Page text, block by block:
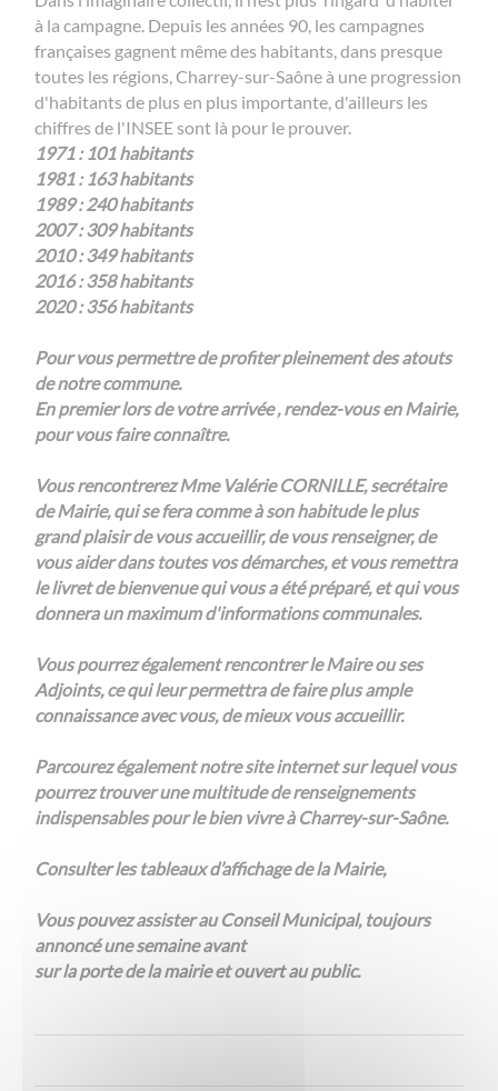
à la campagne. Depuis les années 90, les campagnes
françaises gagnent même des habitants, dans presque
toutes les régions, Charrey-sur-Saône à une progression
d'habitants de plus en plus importante, d'ailleurs les
chiffres de l'INSEE sont là pour le prouver.
1971 : 101 habitants
1981 : 163 habitants
1989 : 240 habitants
2007 : 309 habitants
2010 : 349 habitants
2016 : 358 habitants
2020 : 356 habitants
Pour vous permettre de profiter pleinement des atouts
de notre commune.
En premier lors de votre arrivée , rendez-vous en Mairie,
pour vous faire connaître.
Vous rencontrerez Mme Valérie CORNILLE, secrétaire
de Mairie, qui se fera comme à son habitude le plus
grand plaisir de vous accueillir, de vous renseigner, de
vous aider dans toutes vos démarches, et vous remettra
le livret de bienvenue qui vous a été préparé, et qui vous
donnera un maximum d'informations communales.
Vous pourrez également rencontrer le Maire ou ses
Adjoints, ce qui leur permettra de faire plus ample
connaissance avec vous, de mieux vous accueillir.
Parcourez également notre site internet sur lequel vous
pourrez trouver une multitude de renseignements
indispensables pour le bien vivre à Charrey-sur-Saône.
Consulter les tableaux d’affichage de la Mairie,
Vous pouvez assister au Conseil Municipal, toujours
annoncé une semaine avant
sur la porte de la mairie et ouvert au public.